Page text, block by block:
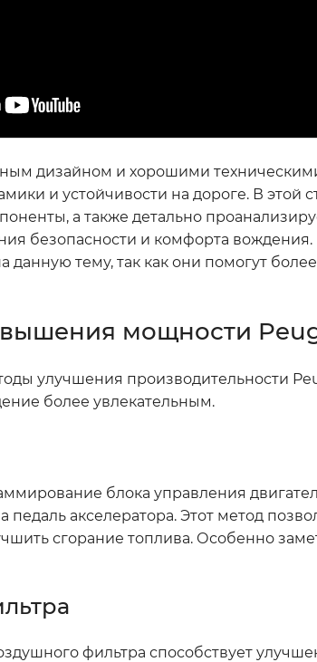
дизайном и хорошими
и устойчивости на дороге. В этой
а также детально
безопасности и комфорта
тему, так как они помогут
мощности
улучшения производительности
более увлекательным.
блока управления
акселератора. Этот метод
сгорание топлива. Особенно
фильтра способствует